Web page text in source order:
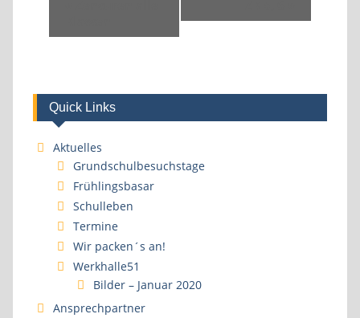
Quick Links
Aktuelles
Grundschulbesuchstage
Frühlingsbasar
Schulleben
Termine
Wir packen´s an!
Werkhalle51
Bilder – Januar 2020
Ansprechpartner